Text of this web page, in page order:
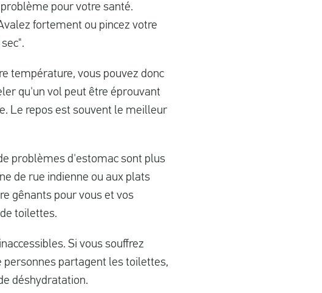
pour votre santé.
fortement ou pincez votre
température, vous pouvez donc
qu'un vol peut être éprouvant
Le repos est souvent le meilleur
problèmes d'estomac sont plus
de rue indienne ou aux plats
gênants pour vous et vos
toilettes.
Si vous souffrez
partagent les toilettes,
déshydratation.